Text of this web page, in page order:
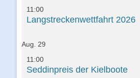
11:00
Langstreckenwettfahrt 2026
Aug. 29
11:00
Seddinpreis der Kielboote